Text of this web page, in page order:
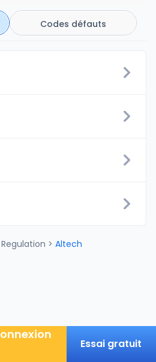
Codes défauts
Regulation > Altech
Essai gratuit